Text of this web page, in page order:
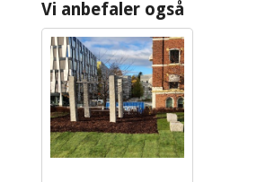
Vi anbefaler også